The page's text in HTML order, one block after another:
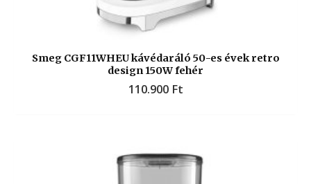
Smeg CGF11WHEU kávédaráló 50-es évek retro
design 150W fehér
110.900 Ft